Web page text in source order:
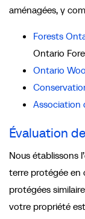
aménagées, y
Forests
Ontario
Ontario
Association
Évaluation
Nous établissons
terre protégée en
protégées
votre propriété